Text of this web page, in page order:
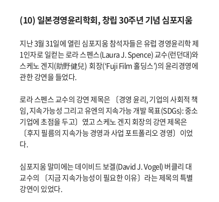
(10) 일본경영윤리학회, 창립 30주년 기념 심포지움
지난 3월 31일에 열린 심포지움 참석자들은 유럽 경영윤리학 제
1인자로 일컫는 로라 스펜스(Laura J. Spence) 교수(런던대)와
스케노 겐지(助野健兒) 회장(‘Fuji Film 홀딩스’)의 윤리경영에
관한 강연을 들었다.
로라 스펜스 교수의 강연 제목은 〔경영 윤리, 기업의 사회적 책
임, 지속가능성 그리고 유엔의 지속가능 개발 목표(SDGs): 중소
기업에 초점을 두고〕였고 스케노 겐지 회장의 강연 제목은
〔후지 필름의 지속가능 경영과 사업 포트폴리오 경영〕이었
다.
심포지움 말미에는 데이비드 보겔(David J. Vogel) 버클리 대
교수의 〔지금 지속가능성이 필요한 이유〕라는 제목의 특별
강연이 있었다.